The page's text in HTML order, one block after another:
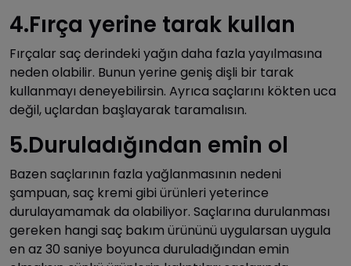
4.Fırça yerine tarak kullan
Fırçalar saç derindeki yağın daha fazla yayılmasına
neden olabilir. Bunun yerine geniş dişli bir tarak
kullanmayı deneyebilirsin. Ayrıca saçlarını kökten uca
değil, uçlardan başlayarak taramalısın.
5.Duruladığından emin ol
Bazen saçlarının fazla yağlanmasının nedeni
şampuan, saç kremi gibi ürünleri yeterince
durulayamamak da olabiliyor. Saçlarına durulanması
gereken hangi saç bakım ürününü uygularsan uygula
en az 30 saniye boyunca duruladığından emin